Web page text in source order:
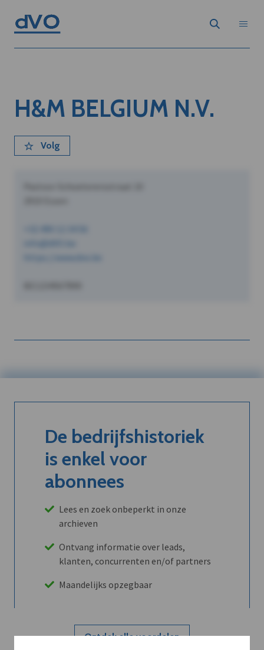
H&M BELGIUM N.V.
Volg
De bedrijfshistoriek
is enkel voor
abonnees
Lees en zoek onbeperkt in onze
archieven
Ontvang informatie over leads,
klanten, concurrenten en/of partners
Maandelijks opzegbaar
Ontdek alle voordelen